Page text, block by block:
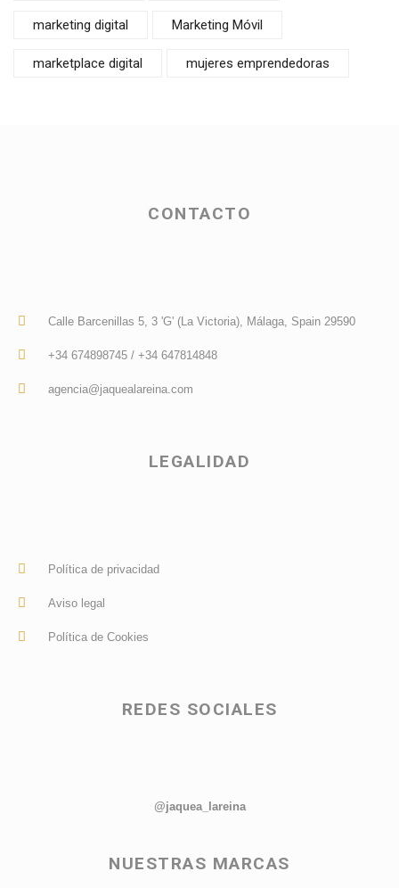
marketing digital Marketing Móvil
marketplace digital mujeres emprendedoras
CONTACTO
Calle Barcenillas 5, 3 'G' (La Victoria), Málaga, Spain 29590
+34 674898745 / +34 647814848
agencia@jaquealareina.com
LEGALIDAD
Política de privacidad
Aviso legal
Política de Cookies
REDES SOCIALES
@jaquea_lareina
NUESTRAS MARCAS